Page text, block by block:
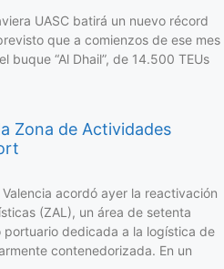
UASC batirá un nuevo récord
que a comienzos de ese mes
buque “Al Dhail”, de 14.500 TEUs
Zona de Actividades
acordó ayer la reactivación
(ZAL), un área de setenta
dedicada a la logística de
contenedorizada. En un